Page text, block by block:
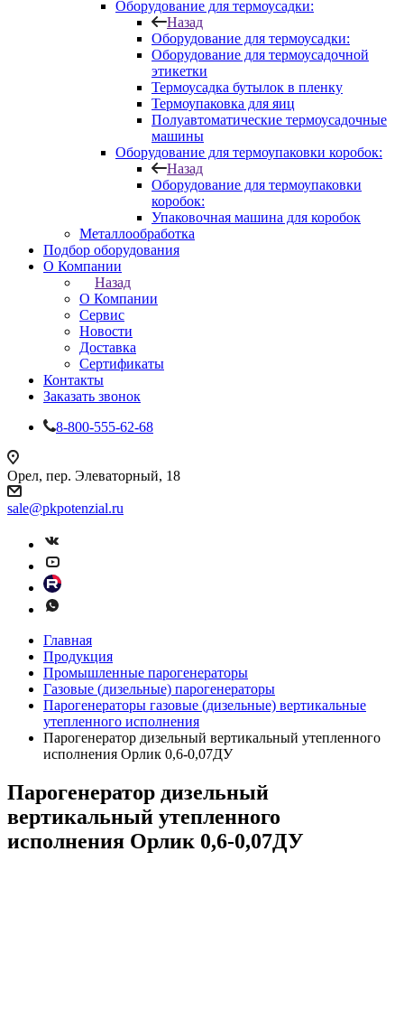
Оборудование для термоусадки:
Назад
Оборудование для термоусадки:
Оборудование для термоусадочной
этикетки
Термоусадка бутылок в пленку
Термоупаковка для яиц
Полуавтоматические термоусадочные
машины
Оборудование для термоупаковки коробок:
Назад
Оборудование для термоупаковки
коробок:
Упаковочная машина для коробок
Металлообработка
Подбор оборудования
О Компании
Назад
О Компании
Сервис
Новости
Доставка
Сертификаты
Контакты
Заказать звонок
8-800-555-62-68
Орел, пер. Элеваторный, 18
sale@pkpotenzial.ru
Главная
Продукция
Промышленные парогенераторы
Газовые (дизельные) парогенераторы
Парогенераторы газовые (дизельные) вертикальные
утепленного исполнения
Парогенератор дизельный вертикальный утепленного
исполнения Орлик 0,6-0,07ДУ
Парогенератор дизельный
вертикальный утепленного
исполнения Орлик 0,6-0,07ДУ